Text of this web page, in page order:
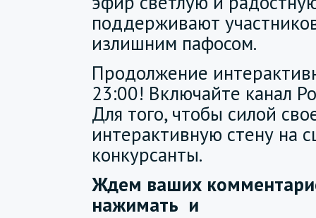
поддерживают
излишним пафосом.
Продолжение
23:00! Включайте канал
Для того, чтобы силой
интерактивную стену на
конкурсанты.
Ждем ваших
нажимать и